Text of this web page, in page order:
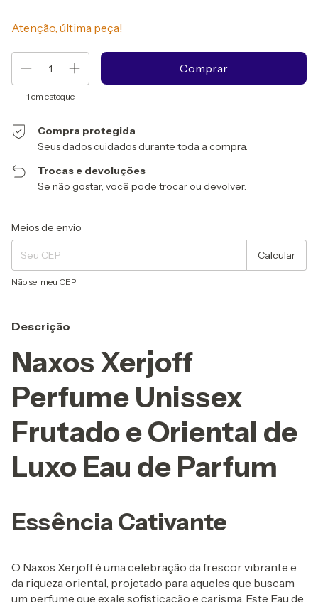
Atenção, última peça!
1 em estoque
Compra protegida
Seus dados cuidados durante toda a compra.
Trocas e devoluções
Se não gostar, você pode trocar ou devolver.
Entregas para o CEP:
Meios de envio
Calcular
Não sei meu CEP
Descrição
Naxos Xerjoff
Perfume Unissex
Frutado e Oriental de
Luxo Eau de Parfum
Essência Cativante
O Naxos Xerjoff é uma celebração da frescor vibrante e
da riqueza oriental, projetado para aqueles que buscam
um perfume que exale sofisticação e carisma. Este Eau de